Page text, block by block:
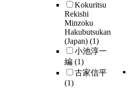
Kokuritsu
Rekishi
Minzoku
Hakubutsukan
(Japan) (1)
小池淳一
編 (1)
古家信平
(1)